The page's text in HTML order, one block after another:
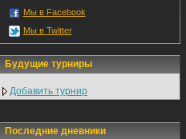
Мы в Facebook
Мы в Twitter
Будущие турниры
Добавить турнир
Последние дневники